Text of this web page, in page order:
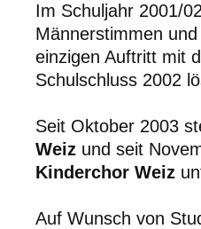
Im Schuljahr 2001/
Männerstimmen
einzigen Auftritt mit
Schulschluss 2002
Seit Oktober 2003
Weiz und seit
Kinderchor Weiz
Auf Wunsch von